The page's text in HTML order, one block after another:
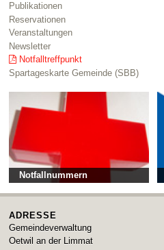
Publikationen
Reservationen
Veranstaltungen
Newsletter
Notfalltreffpunkt
Spartageskarte Gemeinde (SBB)
Notfallnummern
ADRESSE
Gemeindeverwaltung
Oetwil an der Limmat